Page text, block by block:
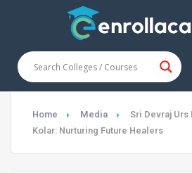
Home Media
Sri Devraj
Kolar: Nurturing Future Healers